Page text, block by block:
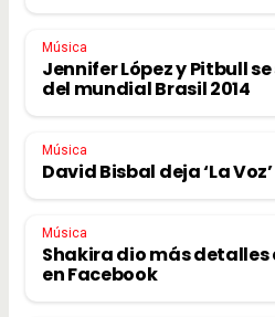
Música
Jennifer López y Pitbull
del mundial Brasil 2014
Música
David Bisbal deja ‘La
Música
Shakira dio más detalles
en Facebook